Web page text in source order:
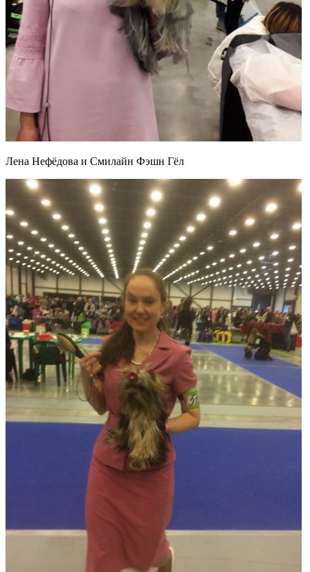
Лена Нефёдова и Смилайн Фэшн Гёл